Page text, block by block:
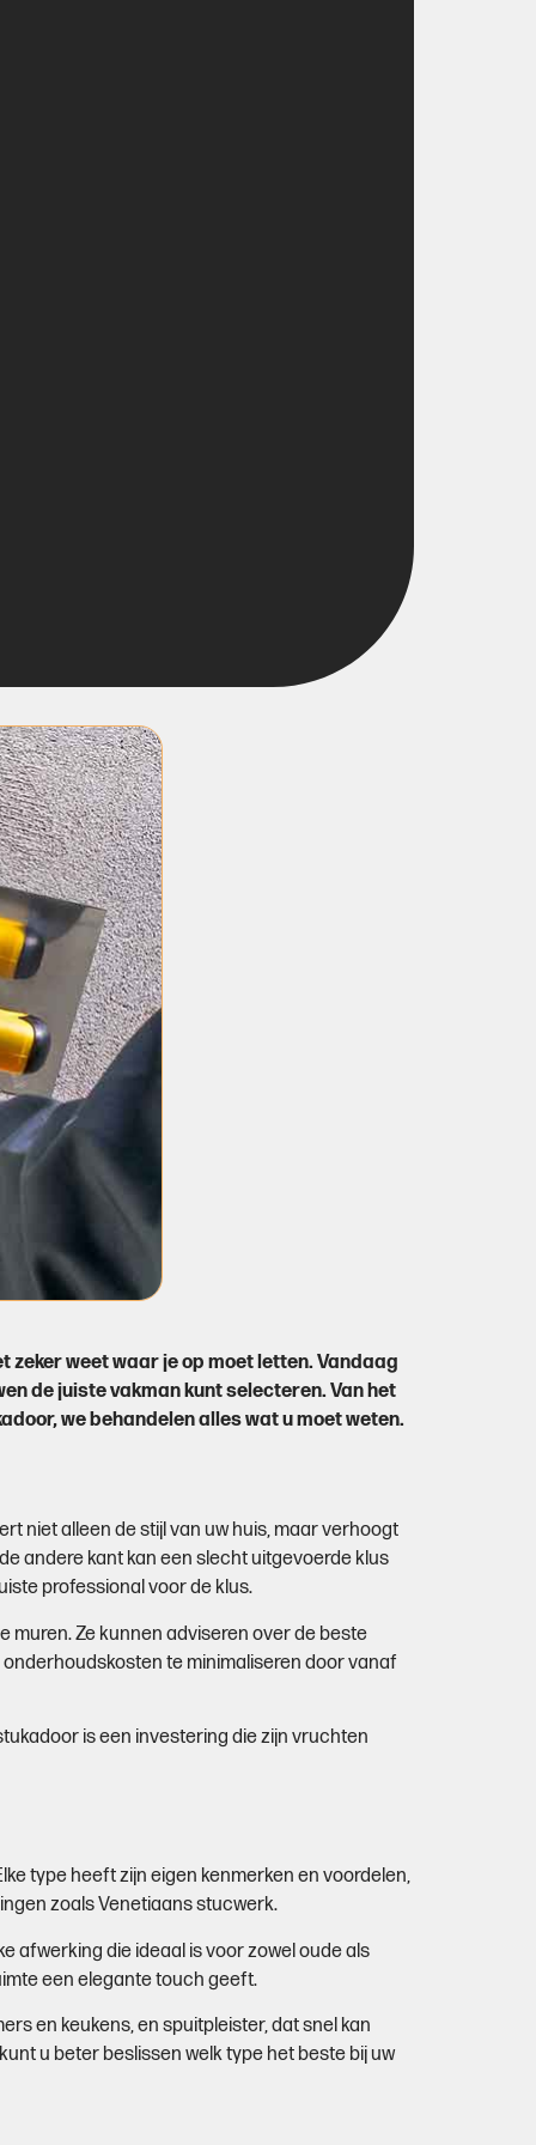
zeker weet waar je op moet letten. Vandaag
de juiste vakman kunt selecteren. Van het
we behandelen alles wat u moet weten.
niet alleen de stijl van uw huis, maar verhoogt
andere kant kan een slecht uitgevoerde klus
professional voor de klus.
muren. Ze kunnen adviseren over de beste
te minimaliseren door vanaf
is een investering die zijn vruchten
type heeft zijn eigen kenmerken en voordelen,
zoals Venetiaans stucwerk.
afwerking die ideaal is voor zowel oude als
een elegante touch geeft.
en keukens, en spuitpleister, dat snel kan
u beter beslissen welk type het beste bij uw